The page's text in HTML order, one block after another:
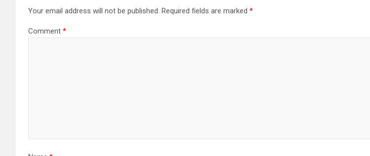
Your email address will not be published. Required fields are marked *
Comment *